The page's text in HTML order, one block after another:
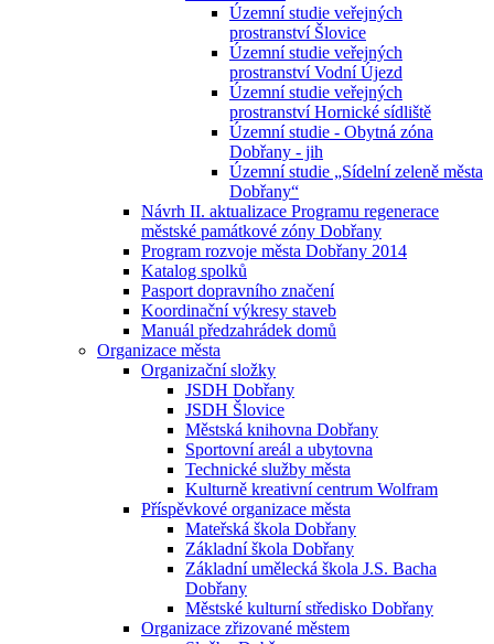
Územní studie veřejných
prostranství Šlovice
Územní studie veřejných
prostranství Vodní Újezd
Územní studie veřejných
prostranství Hornické sídliště
Územní studie - Obytná zóna
Dobřany - jih
Územní studie „Sídelní zeleně města
Dobřany“
Návrh II. aktualizace Programu regenerace
městské památkové zóny Dobřany
Program rozvoje města Dobřany 2014
Katalog spolků
Pasport dopravního značení
Koordinační výkresy staveb
Manuál předzahrádek domů
Organizace města
Organizační složky
JSDH Dobřany
JSDH Šlovice
Městská knihovna Dobřany
Sportovní areál a ubytovna
Technické služby města
Kulturně kreativní centrum Wolfram
Příspěvkové organizace města
Mateřská škola Dobřany
Základní škola Dobřany
Základní umělecká škola J.S. Bacha
Dobřany
Městské kulturní středisko Dobřany
Organizace zřizované městem